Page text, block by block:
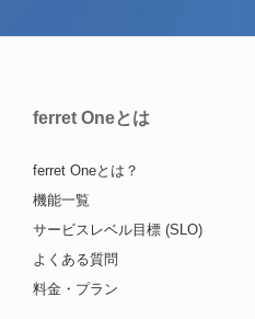
ferret Oneとは
ferret Oneとは？
機能一覧
サービスレベル目標 (SLO)
よくある質問
料金・プラン